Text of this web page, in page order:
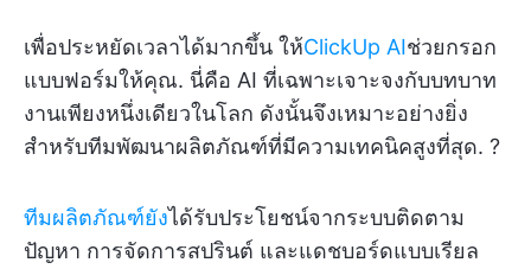
เพื่อประหยัดเวลาได้มากขึ้น ให้ClickUp AIช่วยกรอก
แบบฟอร์มให้คุณ. นี่คือ AI ที่เฉพาะเจาะจงกับบทบาท
งานเพียงหนึ่งเดียวในโลก ดังนั้นจึงเหมาะอย่างยิ่ง
สำหรับทีมพัฒนาผลิตภัณฑ์ที่มีความเทคนิคสูงที่สุด. ?️
ทีมผลิตภัณฑ์ยังได้รับประโยชน์จากระบบติดตาม
ปัญหา การจัดการสปรินต์ และแดชบอร์ดแบบเรียล